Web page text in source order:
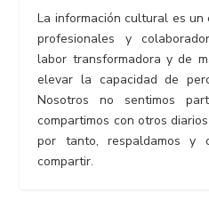
La información cultural es un
profesionales y
labor transformadora y de
elevar la capacidad de
Nosotros no sentimos
compartimos con otros
por tanto, respaldamos
compartir.